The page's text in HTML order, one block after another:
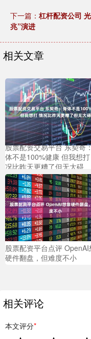
下一篇： 杠杆配资公司
兆”演进
相关文章
股票配资交易平台 东契奇
体不是100%健康 但我想
况比昨天更糟了但无大碍
股票配资平台点评 OpenAI
硬件翻盘，但难度不小
相关评论
本文评分*